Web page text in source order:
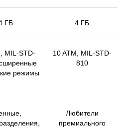
ГБ 4 ГБ
MIL-STD-
режимы
10 ATM, MIL-STD-
810
Любители
премиального